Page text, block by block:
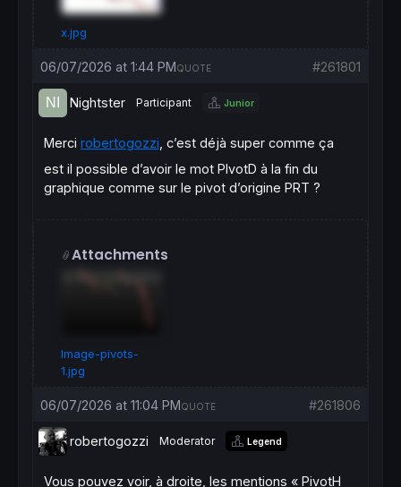
x.jpg
06/07/2026 at 1:44 PM #261801
QUOTE
Nightster Participant Junior
Merci robertogozzi , c’est déjà super comme ça
est il possible d’avoir le mot PIvotD à la fin du
graphique comme sur le pivot d’origine PRT ?
Attachments
Image-pivots-
1.jpg
06/07/2026 at 11:04 PM #261806
QUOTE
robertogozzi Moderator Legend
Vous pouvez voir, à droite, les mentions « PivotH